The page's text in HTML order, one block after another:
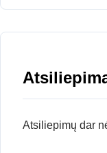
Atsiliepimų dar